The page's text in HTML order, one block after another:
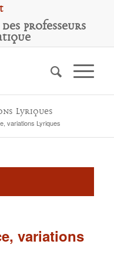
Professeurs
Lyriques
variations Lyriques
variations